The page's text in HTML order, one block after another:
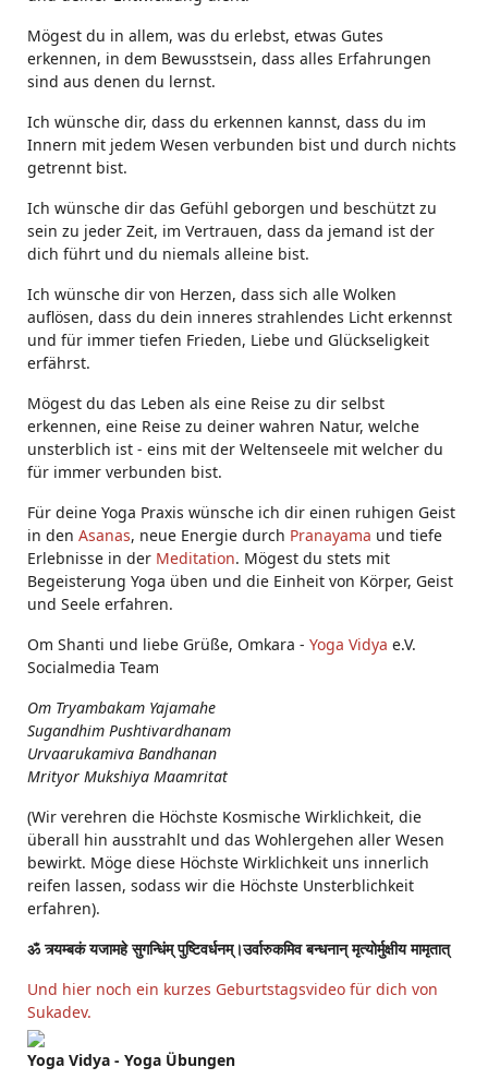
Mögest du in allem, was du erlebst, etwas Gutes
erkennen, in dem Bewusstsein, dass alles Erfahrungen
sind aus denen du lernst.
Ich wünsche dir, dass du erkennen kannst, dass du im
Innern mit jedem Wesen verbunden bist und durch nichts
getrennt bist.
Ich wünsche dir das Gefühl geborgen und beschützt zu
sein zu jeder Zeit, im Vertrauen, dass da jemand ist der
dich führt und du niemals alleine bist.
Ich wünsche dir von Herzen, dass sich alle Wolken
auflösen, dass du dein inneres strahlendes Licht erkennst
und für immer tiefen Frieden, Liebe und Glückseligkeit
erfährst.
Mögest du das Leben als eine Reise zu dir selbst
erkennen, eine Reise zu deiner wahren Natur, welche
unsterblich ist - eins mit der Weltenseele mit welcher du
für immer verbunden bist.
Für deine Yoga Praxis wünsche ich dir einen ruhigen Geist
in den Asanas, neue Energie durch Pranayama und tiefe
Erlebnisse in der Meditation. Mögest du stets mit
Begeisterung Yoga üben und die Einheit von Körper, Geist
und Seele erfahren.
Om Shanti und liebe Grüße, Omkara - Yoga Vidya e.V.
Socialmedia Team
Om Tryambakam Yajamahe
Sugandhim Pushtivardhanam
Urvaarukamiva Bandhanan
Mrityor Mukshiya Maamritat
(Wir verehren die Höchste Kosmische Wirklichkeit, die
überall hin ausstrahlt und das Wohlergehen aller Wesen
bewirkt. Möge diese Höchste Wirklichkeit uns innerlich
reifen lassen, sodass wir die Höchste Unsterblichkeit
erfahren).
ॐ त्र्यम्बकं यजामहे सुगन्धिंम् पुष्टिवर्धनम्।उर्वारुकमिव बन्धनान् मृत्योर्मुक्षीय मामृतात्
Und hier noch ein kurzes Geburtstagsvideo für dich von
Sukadev.
Yoga Vidya - Yoga Übungen